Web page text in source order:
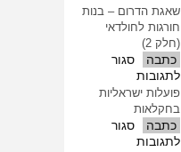
שאגת הדרום – בנות
חורגות לחולדאי
(חלק 2)
כתבה
סגור
לתגובותעל
שאגת
הדרום
–
בנות
פועלות ישראליות
בחקלאות
כתבה
סגור
לתגובותעל